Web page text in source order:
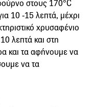
στους 170°C
10 -15 λεπτά, μέχρι
χρυσαφένιο
λεπτά και στη
και τα αφήνουμε να
να τα